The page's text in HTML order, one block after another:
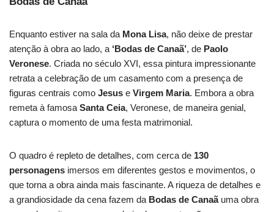
Enquanto estiver na sala da Mona Lisa, não deixe de prestar
atenção à obra ao lado, a ‘Bodas de Canaã’, de Paolo
Veronese. Criada no século XVI, essa pintura impressionante
retrata a celebração de um casamento com a presença de
figuras centrais como Jesus e Virgem Maria. Embora a obra
remeta à famosa Santa Ceia, Veronese, de maneira genial,
captura o momento de uma festa matrimonial.
O quadro é repleto de detalhes, com cerca de 130
personagens imersos em diferentes gestos e movimentos, o
que torna a obra ainda mais fascinante. A riqueza de detalhes e
a grandiosidade da cena fazem da Bodas de Canaãuma obra